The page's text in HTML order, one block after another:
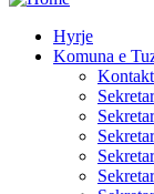
Hyrje
Komuna e